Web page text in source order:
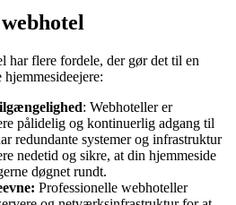
har flere fordele, der gør det til en
: Webhoteller er
pålidelig og kontinuerlig adgang til
redundante systemer og infrastruktur
nedetid og sikre, at din hjemmeside
døgnet rundt.
Professionelle webhoteller